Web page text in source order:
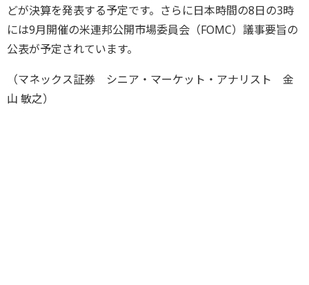
どが決算を発表する予定です。さらに日本時間の8日の3時
には9月開催の米連邦公開市場委員会（FOMC）議事要旨の
公表が予定されています。
（マネックス証券 シニア・マーケット・アナリスト 金
山 敏之）